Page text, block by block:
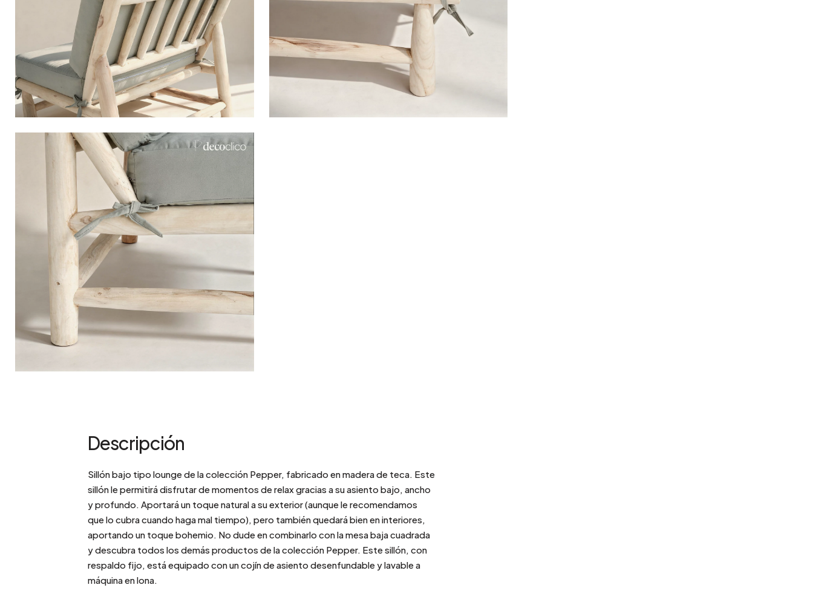
Descripción
Sillón bajo tipo lounge de la colección Pepper, fabricado en madera de teca. Este
sillón le permitirá disfrutar de momentos de relax gracias a su asiento bajo, ancho
y profundo. Aportará un toque natural a su exterior (aunque le recomendamos
que lo cubra cuando haga mal tiempo), pero también quedará bien en interiores,
aportando un toque bohemio. No dude en combinarlo con la mesa baja cuadrada
y descubra todos los demás productos de la colección Pepper. Este sillón, con
respaldo fijo, está equipado con un cojín de asiento desenfundable y lavable a
máquina en lona.